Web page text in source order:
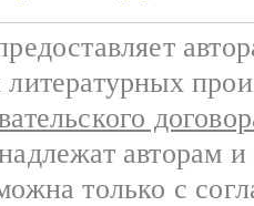
авторам
только с